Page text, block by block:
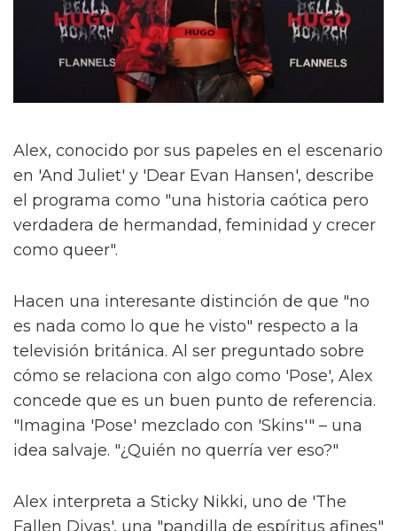
Alex, conocido por sus papeles en el escenario
en 'And Juliet' y 'Dear Evan Hansen', describe
el programa como "una historia caótica pero
verdadera de hermandad, feminidad y crecer
como queer".
Hacen una interesante distinción de que "no
es nada como lo que he visto" respecto a la
televisión británica. Al ser preguntado sobre
cómo se relaciona con algo como 'Pose', Alex
concede que es un buen punto de referencia.
"Imagina 'Pose' mezclado con 'Skins'" – una
idea salvaje. "¿Quién no querría ver eso?"
Alex interpreta a Sticky Nikki, uno de 'The
Fallen Divas', una "pandilla de espíritus afines"